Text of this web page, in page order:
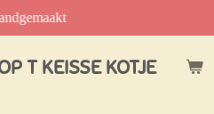
T KEISSE KOTJE